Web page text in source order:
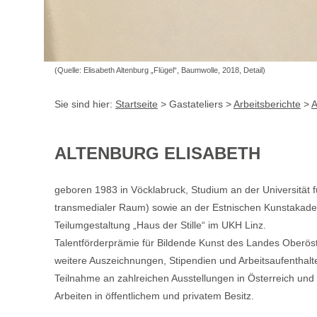
(Quelle: Elisabeth Altenburg „Flügel“, Baumwolle, 2018, Detail)
Sie sind hier: Startseite > Gastateliers >Arbeitsberichte >
ALTENBURG ELISABETH
geboren 1983 in Vöcklabruck, Studium an der Universität
transmedialer Raum) sowie an der Estnischen
Teilumgestaltung „Haus der Stille“ im UKH Linz.
Talentförderprämie für Bildende Kunst des Landes
weitere Auszeichnungen, Stipendien und
Teilnahme an zahlreichen Ausstellungen in Österreich und
Arbeiten in öffentlichem und privatem Besitz.